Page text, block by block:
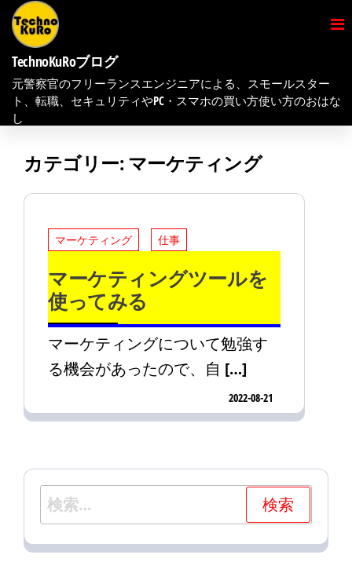
コ
ン
テ
ン
ツ
TechnoKuRoブログ
元警察官のフリーランスエンジニアによる、スモールスター
ト、転職、セキュリティやPC・スマホの買い方使い方のおはな
し
カテゴリー:マーケティング
マーケティング 仕事
マーケティングツールを
使ってみる
マーケティングについて勉強す
る機会があったので、自 […]
2022-08-21
検
索: